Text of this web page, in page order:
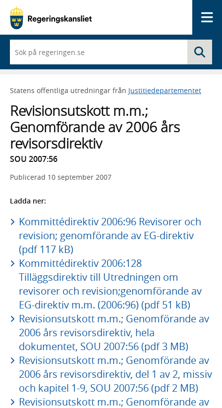
du
börjar
skriva
framträder
lista
med
sökförslag
Statens offentliga utredningar från Justitiedepartementet
Revisionsutskott m.m.;
Genomförande av 2006 års
revisorsdirektiv
SOU 2007:56
Publicerad 10 september 2007
Ladda ner:
Kommittédirektiv 2006:96 Revisorer och
revision; genomförande av EG-direktiv
(pdf 117 kB)
Kommittédirektiv 2006:128
Tilläggsdirektiv till Utredningen om
revisorer och revision;genomförande av
EG-direktiv m.m. (2006:96) (pdf 51 kB)
Revisionsutskott m.m.; Genomförande av
2006 års revisorsdirektiv, hela
dokumentet, SOU 2007:56 (pdf 3 MB)
Revisionsutskott m.m.; Genomförande av
2006 års revisorsdirektiv, del 1 av 2, missiv
och kapitel 1-9, SOU 2007:56 (pdf 2 MB)
Revisionsutskott m.m.; Genomförande av